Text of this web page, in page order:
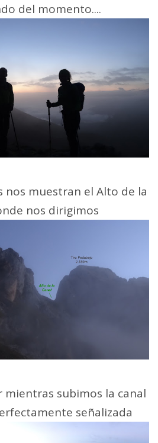
del momento....
nos muestran el Alto de la
nos dirigimos
mientras subimos la canal
señalizada